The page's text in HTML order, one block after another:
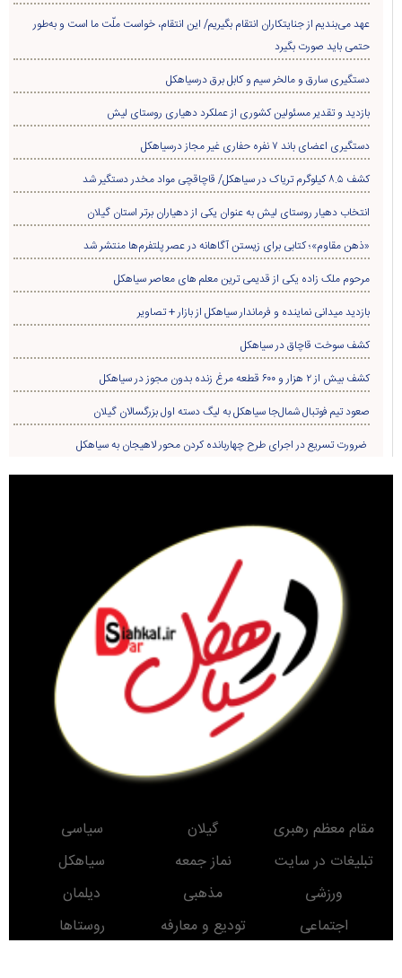
عهد می‌بندیم از جنایتکاران انتقام بگیریم/ این انتقام، خواست ملّت ما است و به‌طور
حتمی باید صورت بگیرد
دستگیری سارق و مالخر سیم و کابل برق درسیاهکل
بازدید و تقدیر مسئولین کشوری از عملکرد دهیاری روستای لیش
دستگیری اعضای باند ۷ نفره حفاری غير مجاز درسیاهکل
کشف ۸.۵ کیلوگرم تریاک در سیاهکل/ قاچاقچی مواد مخدر دستگیر شد
انتخاب دهیار روستای لیش به عنوان یکی از دهیاران برتر استان گیلان
«ذهن مقاوم»؛ کتابی برای زیستن آگاهانه در عصر پلتفرم‌ها منتشر شد
مرحوم ملک زاده یکی از قدیمی ترین معلم های معاصر سیاهکل
بازدید میدانی نماینده و فرماندار سیاهکل از بازار + تصاویر
کشف سوخت قاچاق در سياهکل
کشف بیش از ۲ هزار و ۶۰۰ قطعه مرغ زنده بدون مجوز در سیاهکل
صعود تیم فوتبال شمال‌جا‌ سیاهکل به لیگ دسته اول بزرگسالان گیلان
ضرورت تسریع در اجرای طرح چهاربانده کردن محور لاهیجان به سیاهکل
مقام معظم رهبری گیلان
سیاسی
تبلیغات در سایت
نماز جمعه
سیاهکل
ورزشی
مذهبی
دیلمان
اجتماعی
تودیع و معارفه
روستاها